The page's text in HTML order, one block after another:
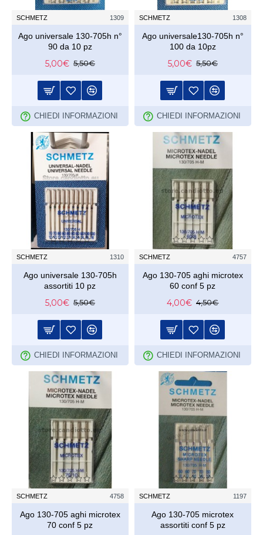
SCHMETZ 1309
Ago universale 130-705h n°
90 da 10 pz
5,00€ 5,50€
CHIEDI INFORMAZIONI
SCHMETZ 1308
Ago universale130-705h n°
100 da 10pz
5,00€ 5,50€
CHIEDI INFORMAZIONI
SCHMETZ 1310
Ago universale 130-705h
assortiti 10 pz
5,00€ 5,50€
CHIEDI INFORMAZIONI
SCHMETZ 4757
Ago 130-705 aghi microtex
60 conf 5 pz
4,00€ 4,50€
CHIEDI INFORMAZIONI
SCHMETZ 4758
Ago 130-705 aghi microtex
70 conf 5 pz
SCHMETZ 1197
Ago 130-705 microtex
assortiti conf 5 pz